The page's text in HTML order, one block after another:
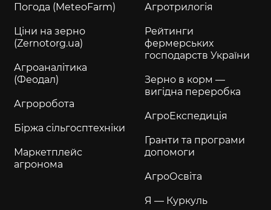
Погода (MeteoFarm)
Ціни на зерно
(Zernotorg.ua)
Агроаналітика
(Феодал)
Агроробота
Біржа сільгосптехніки
Маркетплейс
агронома
Агротрилогія
Рейтинги
фермерських
господарств України
Зерно в корм —
вигідна переробка
АгроЕкспедиція
Гранти та програми
допомоги
АгроОсвіта
Я — Куркуль